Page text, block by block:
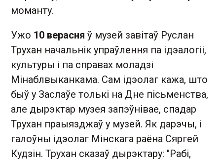
моманту.
Ужо 10 верасня ў музей завітаў Руслан
Трухан начальнік упраўлення па ідэалогіі,
культуры і па справах моладзі
Мінаблвыканкама. Сам ідэолаг кажа, што
быў у Заслаўе толькі на Дне пісьменства,
але дырэктар музея запэўнівае, спадар
Трухан праыязджаў у музей. Як дарэчы, і
галоўны ідэолаг Мінскага раёна Сяргей
Кудзін. Трухан сказаў дырэктару: "Рабі,